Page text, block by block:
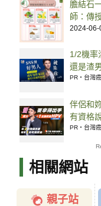
膽結石
師：傳
2024-06-
1/2機率
還是渣
PR・台灣
伴侶和
有資格
PR・台灣
相關網站
親子站